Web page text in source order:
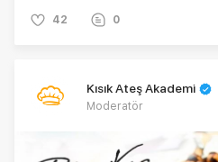
nelerdir? Hepsi ve daha
42 0
Kısık Ateş Akademi
Moderatör